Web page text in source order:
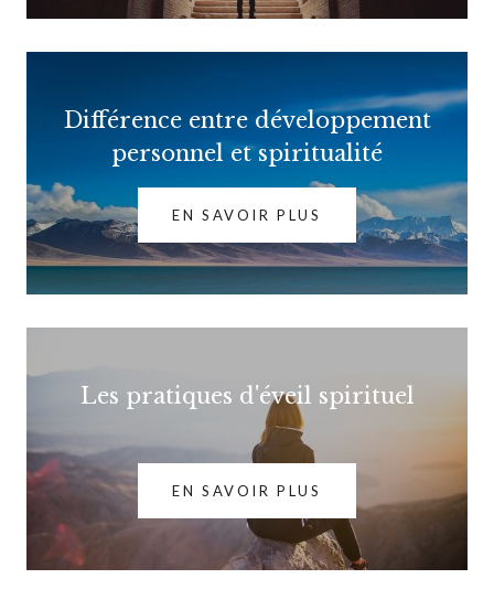
Différence entre développement
personnel et spiritualité
EN SAVOIR PLUS
Les pratiques d'éveil spirituel
EN SAVOIR PLUS